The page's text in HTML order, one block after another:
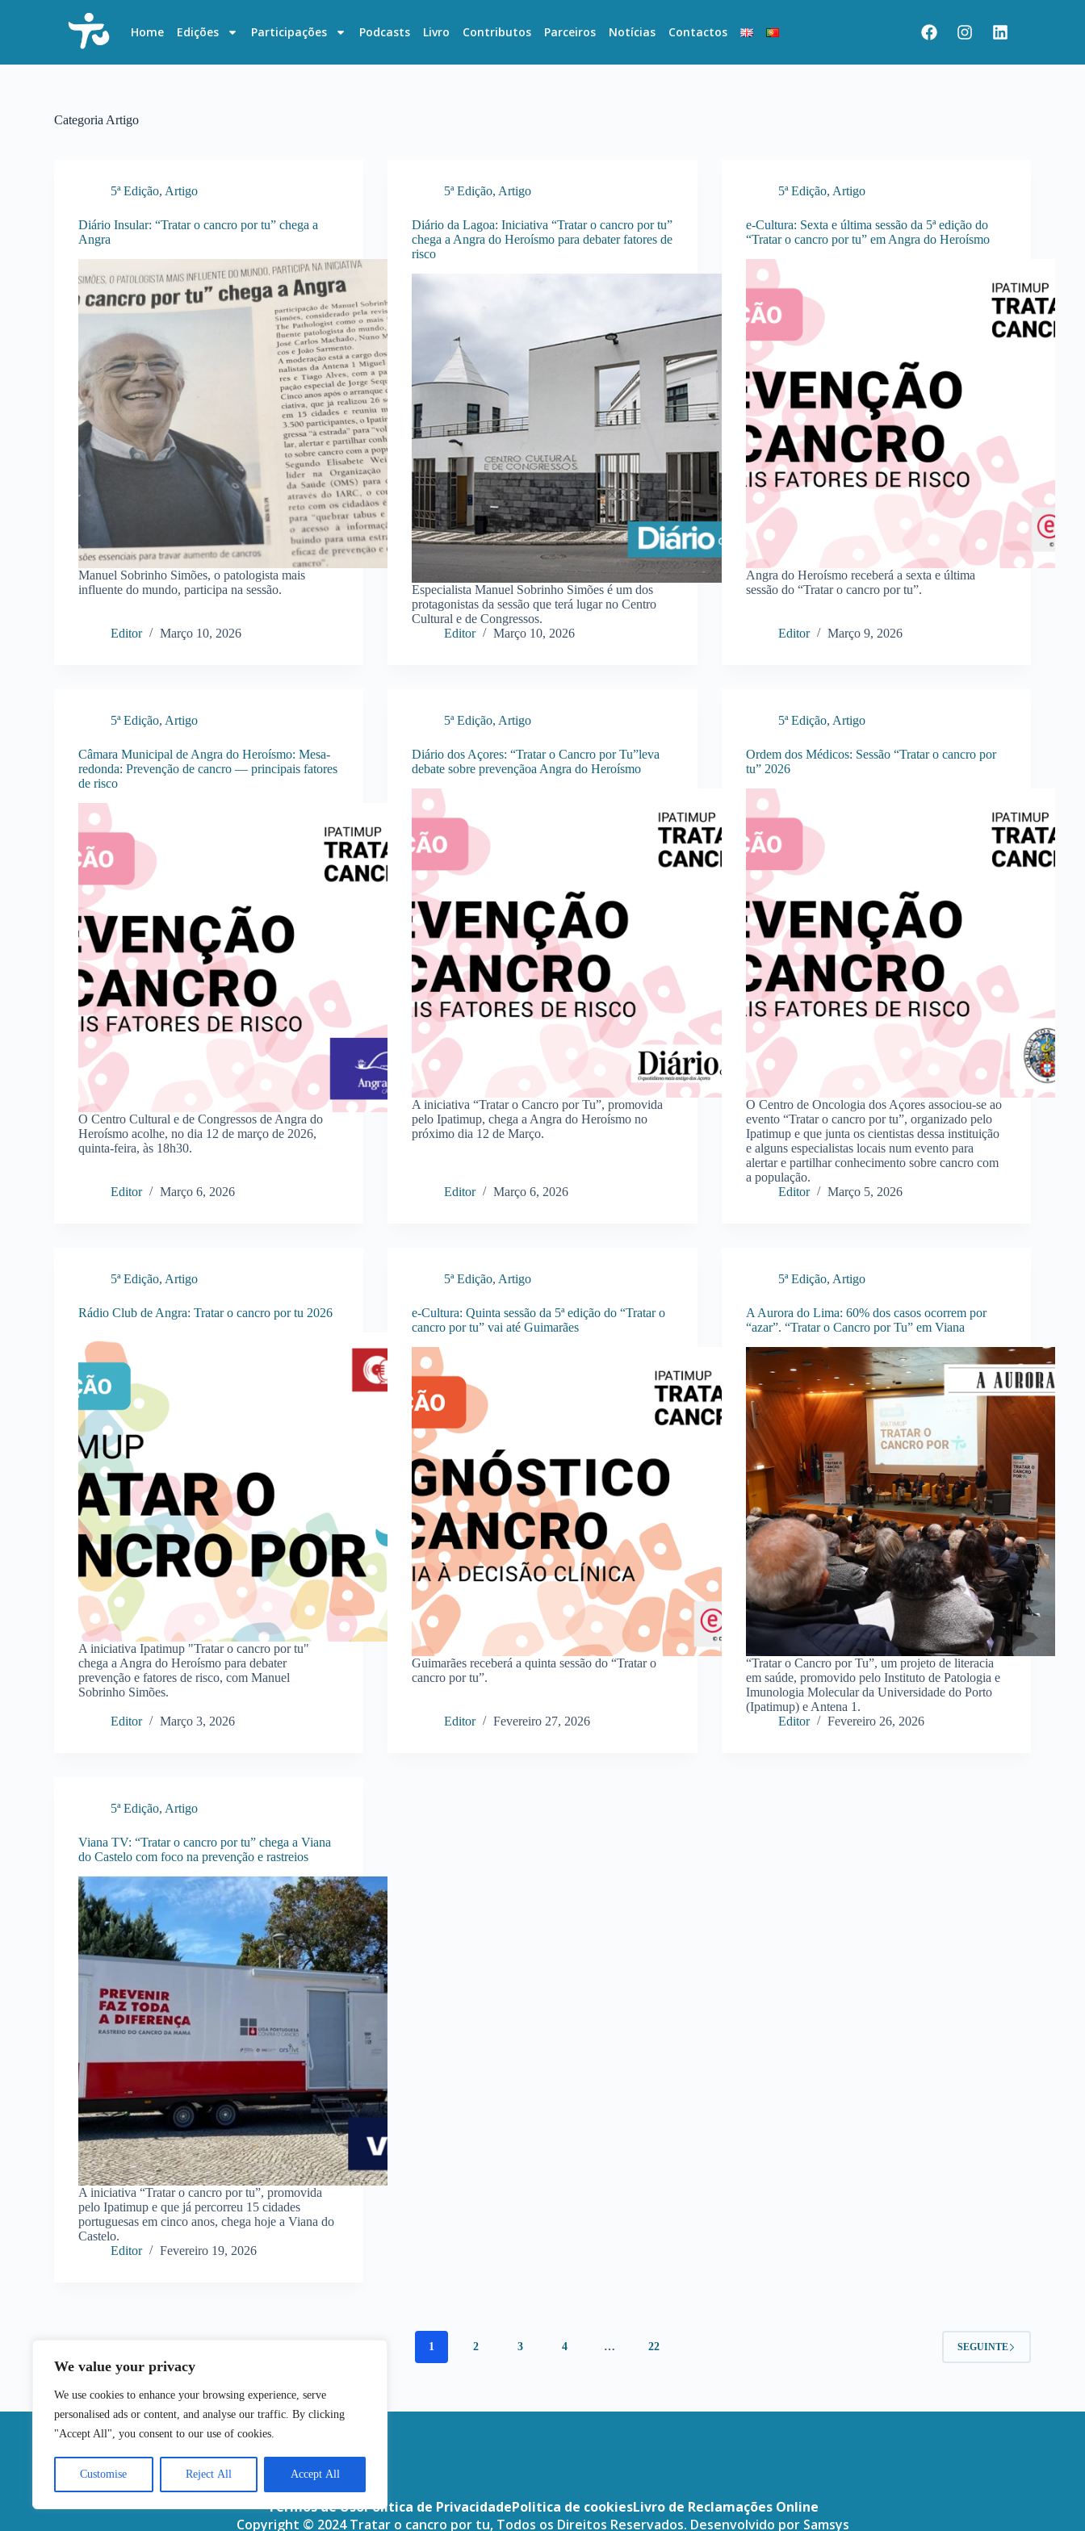
We value your privacy
We use cookies to enhance your browsing experience, serve
personalised ads or content, and analyse our traffic. By clicking
"Accept All", you consent to our use of cookies.
Customise Reject All Accept All
Home Edições Participações Podcasts Livro Contributos Parceiros Notícias Contactos
CategoriaArtigo
5ª Edição,Artigo
Diário Insular: “Tratar o cancro por tu” chega a
Angra
Manuel Sobrinho Simões, o patologista mais
influente do mundo, participa na sessão.
Editor Março 10, 2026
5ª Edição,Artigo
Diário da Lagoa: Iniciativa “Tratar o cancro por tu”
chega a Angra do Heroísmo para debater fatores de
risco
Especialista Manuel Sobrinho Simões é um dos
protagonistas da sessão que terá lugar no Centro
Cultural e de Congressos.
Editor
Março 10, 2026
5ª Edição, Artigo
e-Cultura: Sexta e última sessão da 5ª edição do
“Tratar o cancro por tu” em Angra do Heroísmo
Angra do Heroísmo receberá a sexta e última
sessão do “Tratar o cancro por tu”.
Editor Março 9, 2026
5ª Edição,Artigo
Câmara Municipal de Angra do Heroísmo: Mesa-
redonda: Prevenção de cancro — principais fatores
de risco
O Centro Cultural e de Congressos de Angra do
Heroísmo acolhe, no dia 12 de março de 2026,
quinta-feira, às 18h30.
Editor Março 6, 2026
5ª Edição,Artigo
Diário dos Açores: “Tratar o Cancro por Tu”leva
debate sobre prevençãoa Angra do Heroísmo
A iniciativa “Tratar o Cancro por Tu”, promovida
pelo Ipatimup, chega a Angra do Heroísmo no
próximo dia 12 de Março.
Editor Março 6, 2026
5ª Edição, Artigo
Ordem dos Médicos: Sessão “Tratar o cancro por
tu” 2026
O Centro de Oncologia dos Açores associou-se ao
evento “Tratar o cancro por tu”, organizado pelo
Ipatimup e que junta os cientistas dessa instituição
e alguns especialistas locais num evento para
alertar e partilhar conhecimento sobre cancro com
a população.
Editor
Março 5, 2026
5ª Edição,Artigo
Rádio Club de Angra: Tratar o cancro por tu 2026
A iniciativa Ipatimup "Tratar o cancro por tu"
chega a Angra do Heroísmo para debater
prevenção e fatores de risco, com Manuel
Sobrinho Simões.
Editor Março 3, 2026
5ª Edição,Artigo
e-Cultura: Quinta sessão da 5ª edição do “Tratar o
cancro por tu” vai até Guimarães
Guimarães receberá a quinta sessão do “Tratar o
cancro por tu”.
Editor Fevereiro 27, 2026
5ª Edição, Artigo
A Aurora do Lima: 60% dos casos ocorrem por
“azar”. “Tratar o Cancro por Tu” em Viana
“Tratar o Cancro por Tu”, um projeto de literacia
em saúde, promovido pelo Instituto de Patologia e
Imunologia Molecular da Universidade do Porto
(Ipatimup) e Antena 1.
Editor
Fevereiro 26, 2026
5ª Edição,Artigo
Viana TV: “Tratar o cancro por tu” chega a Viana
do Castelo com foco na prevenção e rastreios
A iniciativa “Tratar o cancro por tu”, promovida
pelo Ipatimup e que já percorreu 15 cidades
portuguesas em cinco anos, chega hoje a Viana do
Castelo.
Editor
Fevereiro 19, 2026
1 2 3 4 … 22 SEGUINTE
|
Termos de UsoPolitica de PrivacidadePolitica de cookiesLivro de Reclamações Online
Copyright © 2024 Tratar o cancro por tu, Todos os Direitos Reservados. Desenvolvido por Samsys